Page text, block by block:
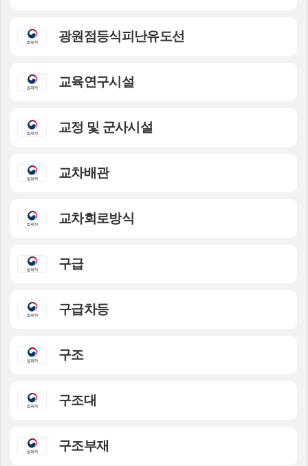
광원점등식피난유도선
교육연구시설
교정 및 군사시설
교차배관
교차회로방식
구급
구급차등
구조
구조대
구조부재